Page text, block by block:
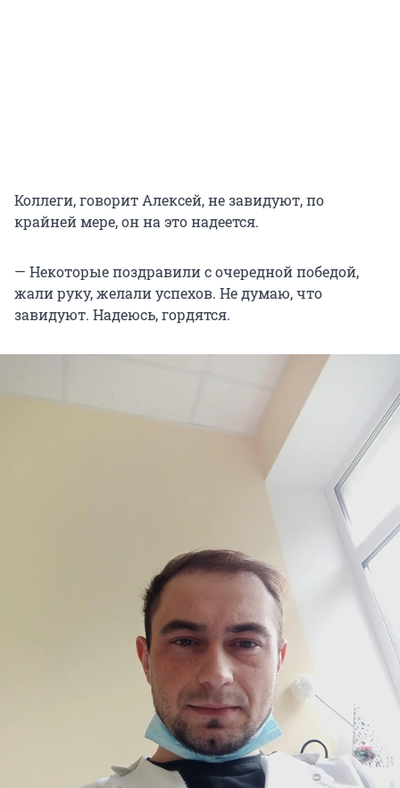
Коллеги, говорит Алексей, не завидуют, по
крайней мере, он на это надеется.
— Некоторые поздравили с очередной победой,
жали руку, желали успехов. Не думаю, что
завидуют. Надеюсь, гордятся.